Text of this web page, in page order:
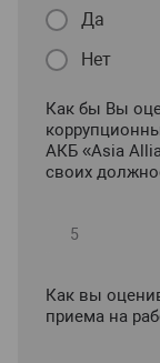
Да
Нет
Как бы Вы
АКБ «Asia
своих
Как вы
приема на